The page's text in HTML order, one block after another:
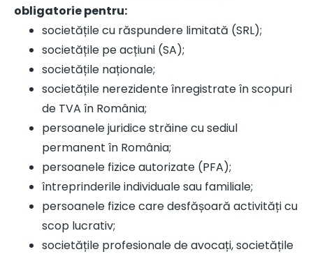
obligatorie pentru:
societățile cu răspundere limitată (SRL);
societățile pe acțiuni (SA);
societățile naționale;
societățile nerezidente înregistrate în scopuri
de TVA în România;
persoanele juridice străine cu sediul
permanent în România;
persoanele fizice autorizate (PFA);
întreprinderile individuale sau familiale;
persoanele fizice care desfășoară activități cu
scop lucrativ;
societățile profesionale de avocați, societățile